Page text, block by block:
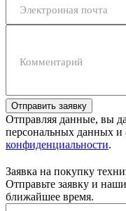
Электронная почта
Комментарий
Отправить заявку
Отправляя данные, вы
персональных данных и
конфиденциальности.
Заявка на покупку
Отправьте заявку и
ближайшее время.